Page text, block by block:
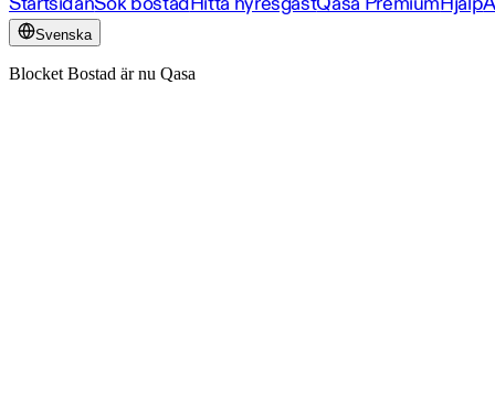
Svenska
Blocket Bostad är nu Qasa